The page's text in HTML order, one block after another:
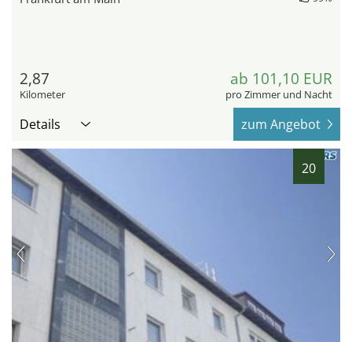
2,87
Kilometer
ab 101,10 EUR
pro Zimmer und Nacht
Details zum Angebot
20